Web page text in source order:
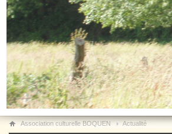
Association culturelle BOQUEN Actualité